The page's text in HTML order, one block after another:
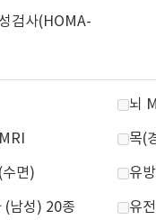
검사(HOMA-
뇌
목(
면) 유
(남성) 20종 유